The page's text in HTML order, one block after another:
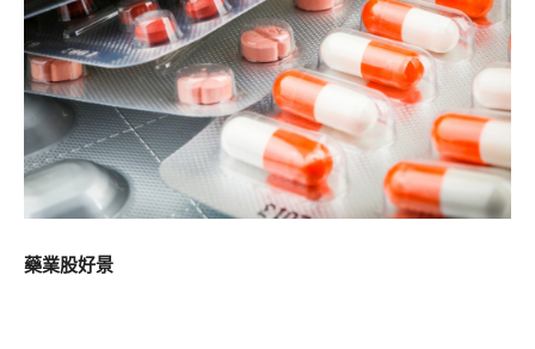
藥業股好景